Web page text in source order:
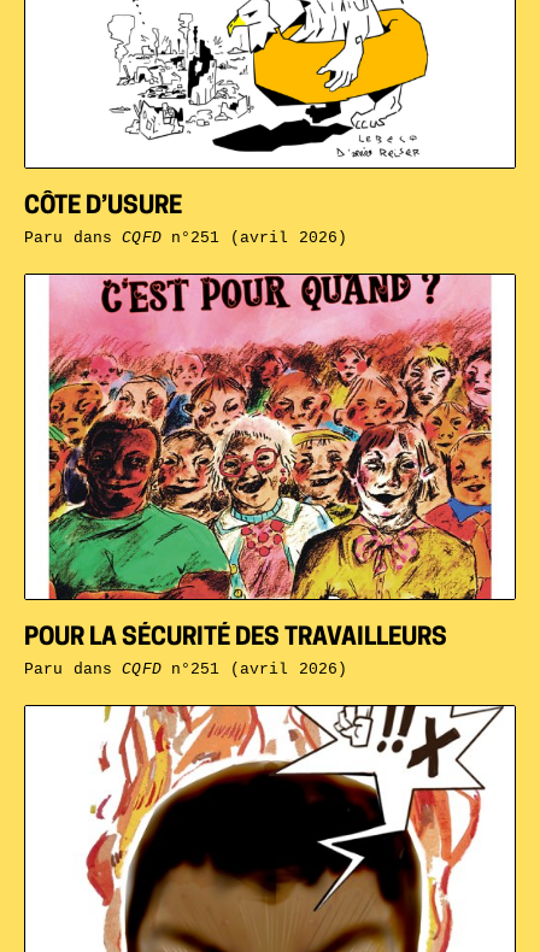
POUR LA SÉCURITÉ DES TRAVAILLEURS
Paru dansCQFDn°251 (avril 2026)
CÔTE D’USURE
Paru dansCQFDn°251 (avril 2026)